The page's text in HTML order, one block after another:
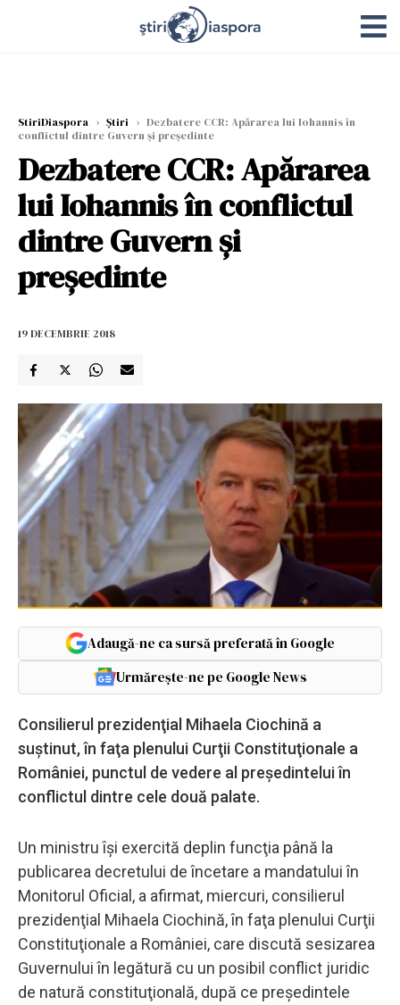
StiriDiaspora › Știri › Dezbatere CCR: Apărarea lui Iohannis în
conflictul dintre Guvern și președinte
Dezbatere CCR: Apărarea
lui Iohannis în conflictul
dintre Guvern și
președinte
19 DECEMBRIE 2018
Adaugă-ne ca sursă preferată în Google
Urmărește-ne pe Google News
Consilierul prezidenţial Mihaela Ciochină a
suștinut, în faţa plenului Curţii Constituţionale a
României, punctul de vedere al președintelui în
conflictul dintre cele două palate.
Un ministru îşi exercită deplin funcţia până la
publicarea decretului de încetare a mandatului în
Monitorul Oficial, a afirmat, miercuri, consilierul
prezidenţial Mihaela Ciochină, în faţa plenului Curţii
Constituţionale a României, care discută sesizarea
Guvernului în legătură cu un posibil conflict juridic
de natură constituţională, după ce preşedintele